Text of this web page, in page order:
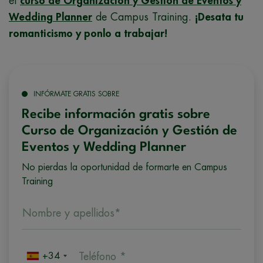
Wedding Planner de Campus Training. ¡Desata tu
romanticismo y ponlo a trabajar!
INFÓRMATE GRATIS SOBRE
Recibe información gratis sobre
Curso de Organización y Gestión de
Eventos y Wedding Planner
No pierdas la oportunidad de formarte en Campus
Training
Nombre y apellidos*
+34 Teléfono *